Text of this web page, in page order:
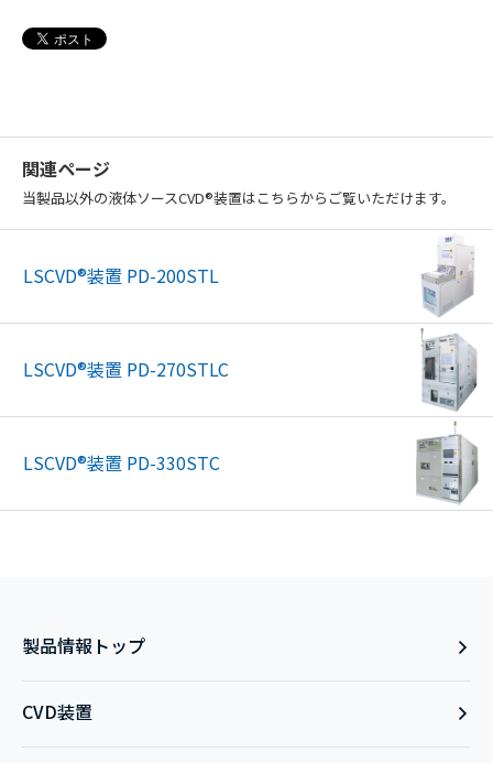
関連ページ
当製品以外の液体ソースCVD®装置はこちらからご覧いただけます。
LSCVD®装置 PD-200STL
LSCVD®装置 PD-270STLC
LSCVD®装置 PD-330STC
製品情報トップ
CVD装置